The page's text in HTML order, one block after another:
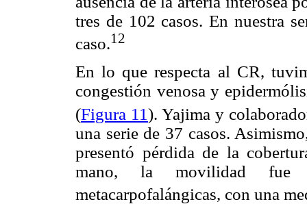
tres de 102 casos. En nuestra
caso.12
En lo que respecta al CR,
congestión venosa y
(Figura 11). Yajima y
una serie de 37 casos.
presentó pérdida de la
mano, la movilidad fue
metacarpofalángicas, con una